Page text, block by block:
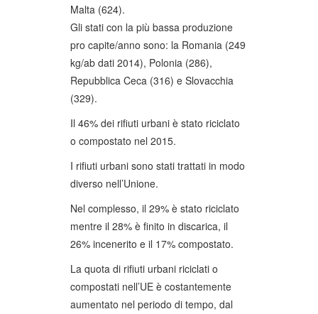
Malta (624).
Gli stati con la più bassa produzione
pro capite/anno sono: la Romania (249
kg/ab dati 2014), Polonia (286),
Repubblica Ceca (316) e Slovacchia
(329).
Il 46% dei rifiuti urbani è stato riciclato
o compostato nel 2015.
I rifiuti urbani sono stati trattati in modo
diverso nell’Unione.
Nel complesso, il 29% è stato riciclato
mentre il 28% è finito in discarica, il
26% incenerito e il 17% compostato.
La quota di rifiuti urbani riciclati o
compostati nell’UE è costantemente
aumentato nel periodo di tempo, dal